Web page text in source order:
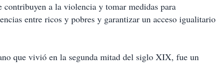
contribuyen a la violencia y tomar medidas para
entre ricos y pobres y garantizar un acceso igualitario
que vivió en la segunda mitad del siglo XIX, fue un